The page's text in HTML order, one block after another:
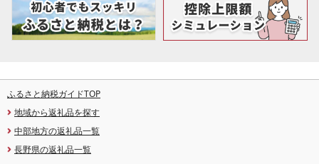
ふるさと納税ガイドTOP
地域から返礼品を探す
中部地方の返礼品一覧
長野県の返礼品一覧